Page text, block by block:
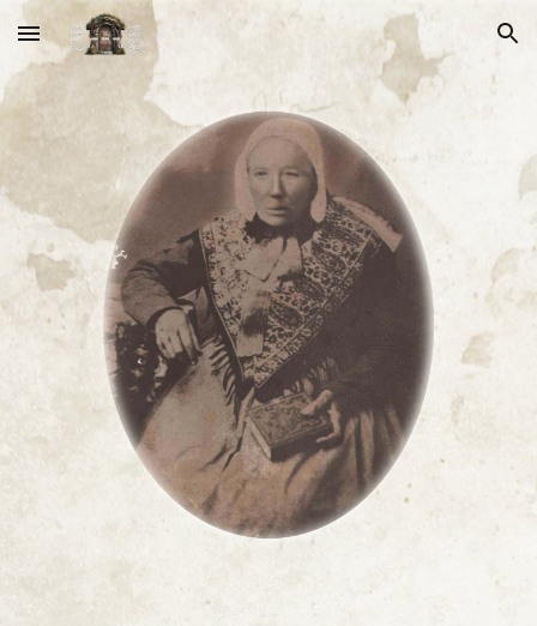
Skip to main content Skip to navigation